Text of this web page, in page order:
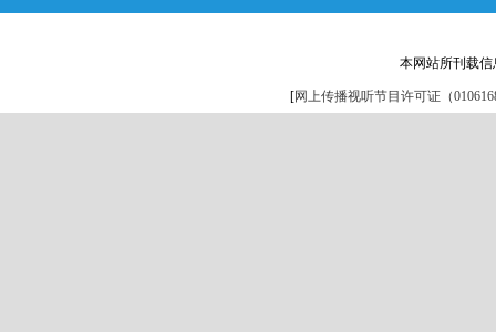
本网站所刊载
[网上传播视听节目许可证（